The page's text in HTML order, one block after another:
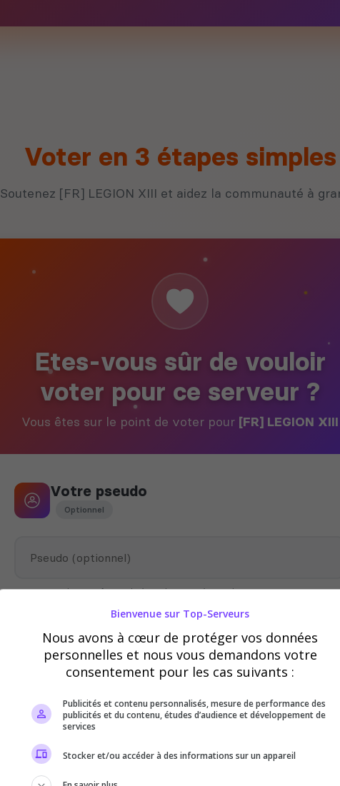
Voter en 3 étapes simples
Soutenez [FR] LEGION XIII et aidez la communauté à
Etes-vous sûr de vouloir
voter pour ce serveur ?
Vous êtes sur le point de voter pour [FR] LEGION XIII
Votre pseudo
Optionnel
Ce pseudo peut être utilisé par le propriétaire du serveur pour vous
Vérification
Requis
Cette étape nous aide à lutter contre les votes
automatisés
Bienvenue sur Top-Serveurs
Nous avons à cœur de protéger vos données
personnelles et nous vous demandons votre
consentement pour les cas suivants :
Publicités et contenu personnalisés, mesure de performance des
publicités et du contenu, études d’audience et développement de
services
Stocker et/ou accéder à des informations sur un appareil